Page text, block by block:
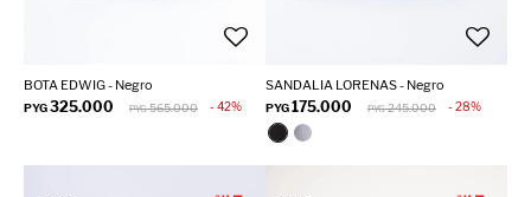
BOTA EDWIG - Negro
PYG325.000 PYG 565.000 42
SANDALIA LORENAS - Negro
PYG175.000 PYG 245.000 28